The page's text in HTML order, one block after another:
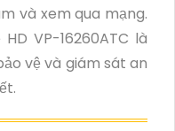
và xem qua mạng.
VP-16260ATC là
vệ và giám sát an